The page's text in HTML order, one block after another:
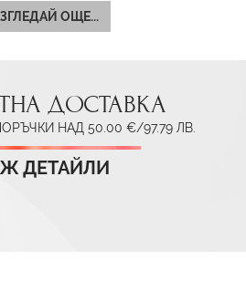
ОЩЕ...
ДОСТАВКА
НАД 50.00 €/97.79 ЛВ.
ДЕТАЙЛИ